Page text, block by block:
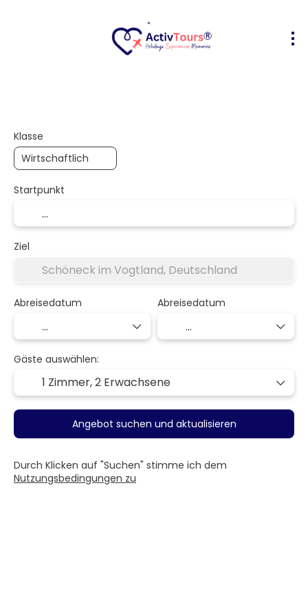
Klasse
Startpunkt
Ziel
Abreisedatum Abreisedatum
Gäste auswählen:
1 Zimmer,2 Erwachsene
Angebot suchen und aktualisieren
Durch Klicken auf "Suchen" stimme ich dem
Nutzungsbedingungen zu